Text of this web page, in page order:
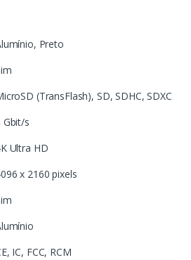
Preto
(TransFlash), SD, SDHC, SDXC
Gbit/s
Ultra HD
x 2160 pixels
IC, FCC, RCM